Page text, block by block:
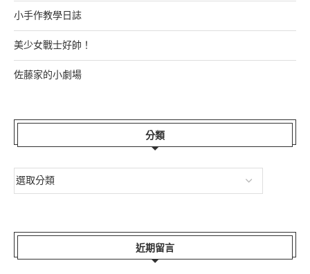
小手作教學日誌
美少女戰士好帥！
佐藤家的小劇場
分類
近期留言